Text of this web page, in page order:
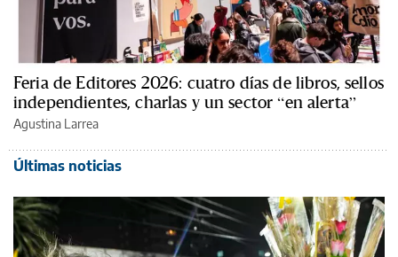
Feria de Editores 2026: cuatro días de libros, sellos
independientes, charlas y un sector “en alerta”
Agustina Larrea
Últimas noticias